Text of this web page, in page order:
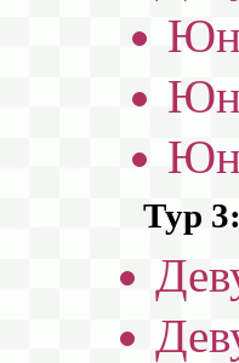
Тур